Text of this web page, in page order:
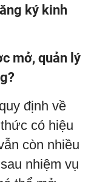
ký kinh
mở, quản lý
định về
có hiệu
còn nhiều
nhiệm vụ